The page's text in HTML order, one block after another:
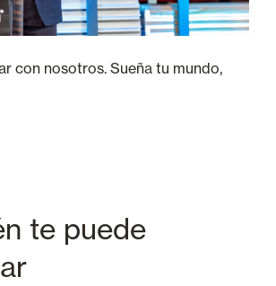
con nosotros. Sueña tu mundo,
te puede